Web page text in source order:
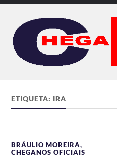
ETIQUETA: IRA
BRÁULIO MOREIRA,
CHEGANOS OFICIAIS